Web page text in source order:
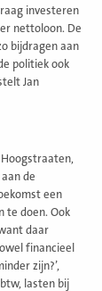
investeren
nettoloon. De
bijdragen aan
politiek ook
Jan
de
een
te doen. Ook
daar
financieel
zijn?’,
lasten bij